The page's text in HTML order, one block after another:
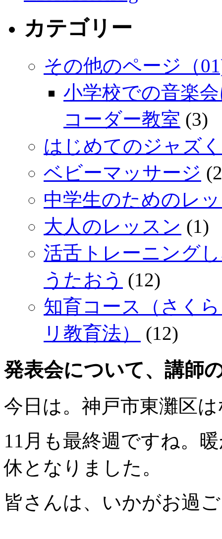
カテゴリー
その他のページ（
小学校での音楽
コーダー教室 (3)
はじめてのジャズ
ベビーマッサージ
中学生のためのレ
大人のレッスン (1)
活舌トレーニング
うたおう (12)
知育コース（さく
リ教育法）
(12)
発表会について、講師
今日は。神戸市東灘区
11月も最終週ですね。
休となりました。
皆さんは、いかがお過